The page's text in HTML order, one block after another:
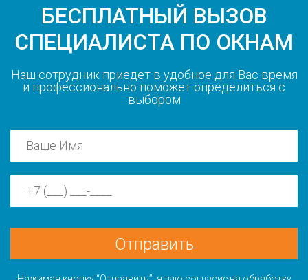
БЕСПЛАТНЫЙ ВЫЗОВ
СПЕЦИАЛИСТА ПО ОКНАМ
Наш сотрудник приедет в удобное для Вас время
и профессионально поможет определиться с
выбором
Отправить